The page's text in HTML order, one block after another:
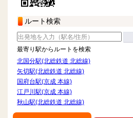
ルート検索
最寄り駅からルートを検索
北国分駅(北総鉄道 北総線)
矢切駅(北総鉄道 北総線)
国府台駅(京成 本線)
江戸川駅(京成 本線)
秋山駅(北総鉄道 北総線)